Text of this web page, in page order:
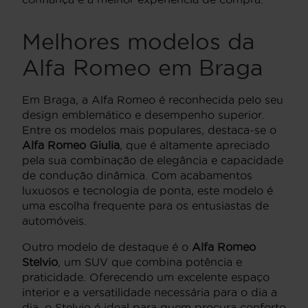
Melhores modelos da
Alfa Romeo em Braga
Em Braga, a Alfa Romeo é reconhecida pelo seu
design emblemático e desempenho superior.
Entre os modelos mais populares, destaca-se o
Alfa Romeo Giulia, que é altamente apreciado
pela sua combinação de elegância e capacidade
de condução dinâmica. Com acabamentos
luxuosos e tecnologia de ponta, este modelo é
uma escolha frequente para os entusiastas de
automóveis.
Outro modelo de destaque é o Alfa Romeo
Stelvio, um SUV que combina potência e
praticidade. Oferecendo um excelente espaço
interior e a versatilidade necessária para o dia a